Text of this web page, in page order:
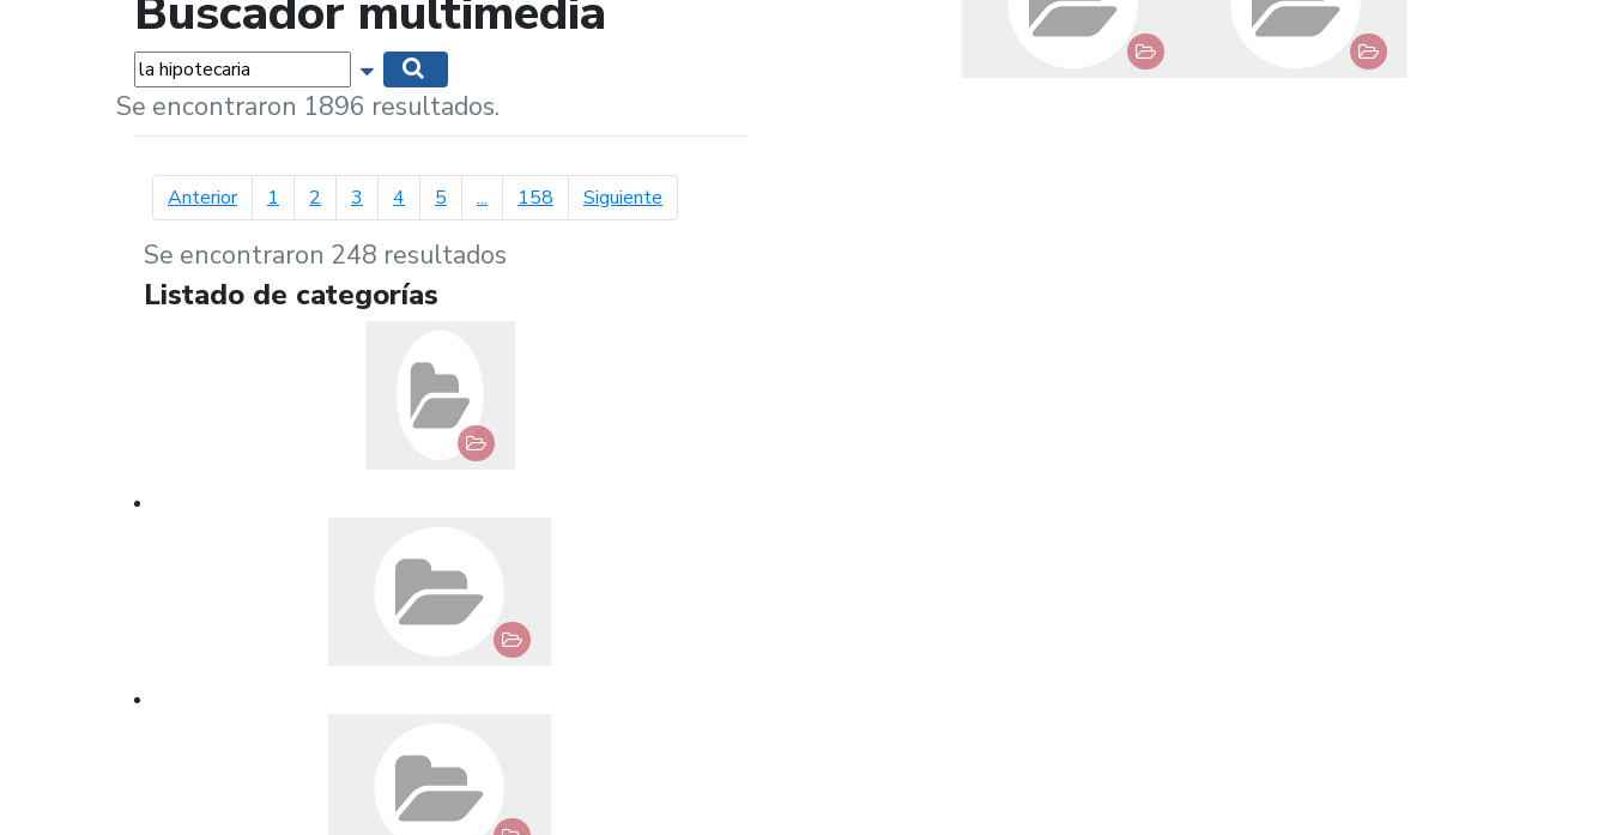
Buscador multimedia
Palabras... Mostrar opciones de búsqueda
Se encontraron 1896 resultados.
Anteriorpágina anterior
1 2 3 4 5 ... 158 Siguientepágina siguiente
Se encontraron 248 resultados
Listado de categorías